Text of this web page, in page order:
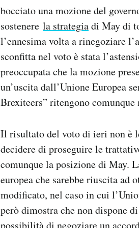
bocciato una mozione del
sostenere la strategiadi May di
l’ennesima volta a rinegoziare
sconfitta nel voto è stata
preoccupata che la mozione
un’uscita dall’Unione Europea
Brexiteers” ritengono
Il risultato del voto di ieri non è
decidere di proseguire le
comunque la posizione di May.
europea che sarebbe riuscita ad
modificato, nel caso in cui
però dimostra che non dispone
possibilità di negoziare un